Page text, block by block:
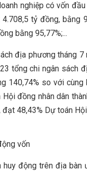
nghiệp có vốn
tỷ đồng, bằng
bằng 95,77%;...
địa phương tháng
tổng chi ngân sách
140,74% so với
Hội đồng nhân dân
48,43% Dự toán
vốn
huy động trên địa